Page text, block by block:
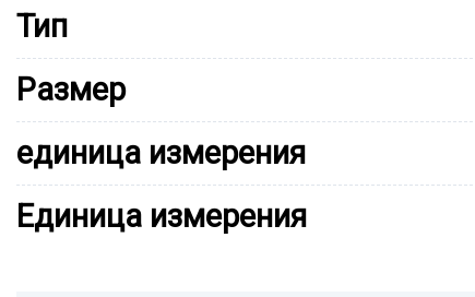
Тип
Размер
единица измерения
Единица измерения